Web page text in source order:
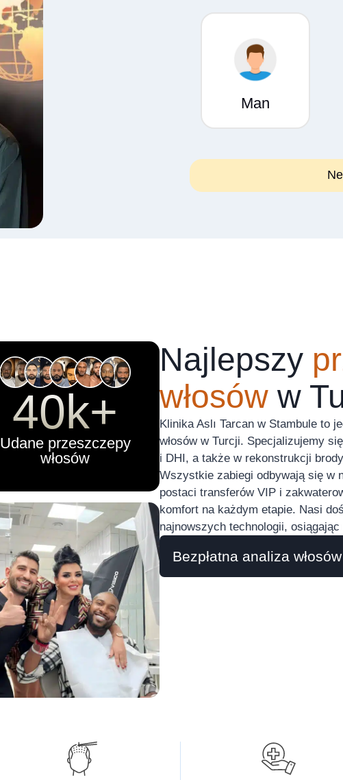
Man
40k+
Udane przeszczepy
włosów
Najlepszy
włosóww
Klinika Aslı Tarcan w Stambule to
włosów w Turcji. Specjalizujemy
i DHI, a także w rekonstrukcji
Wszystkie zabiegi odbywają się w
postaci transferów VIP i
komfort na każdym etapie. Nasi
najnowszych technologii, osiągając
Bezpłatna analiza włosów